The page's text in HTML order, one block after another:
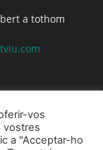
a tothom
vos
vostres
a "Acceptar-ho